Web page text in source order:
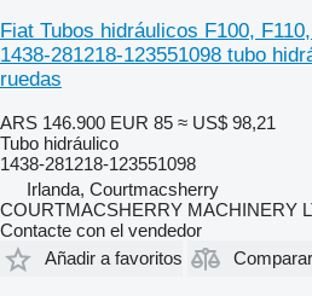
Fiat Tubos hidráulicos F100,
1438-281218-123551098 tubo
ruedas
ARS 146.900 EUR 85 ≈ US$ 98,21
Tubo hidráulico
1438-281218-123551098
Irlanda, Courtmacsherry
COURTMACSHERRY MACHINERY
Contacte con el vendedor
Añadir a favoritos
Comparar